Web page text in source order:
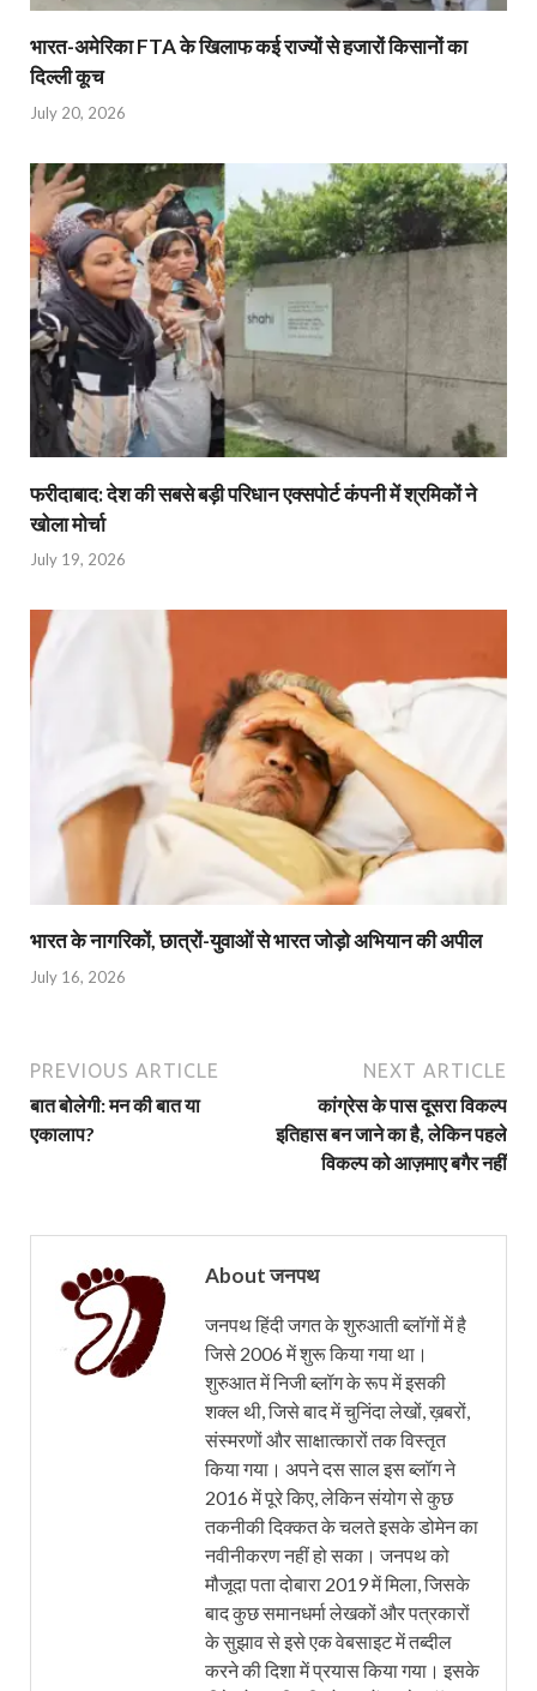
भारत-अमेरिका FTA के खिलाफ कई राज्यों से हजारों किसानों का
दिल्ली कूच
July 20, 2026
फरीदाबाद: देश की सबसे बड़ी परिधान एक्सपोर्ट कंपनी में श्रमिकों ने
खोला मोर्चा
July 19, 2026
भारत के नागरिकों, छात्रों-युवाओं से भारत जोड़ो अभियान की अपील
July 16, 2026
PREVIOUS ARTICLE
बात बोलेगी: मन की बात या
एकालाप?
NEXT ARTICLE
कांग्रेस के पास दूसरा विकल्प
इतिहास बन जाने का है, लेकिन पहले
विकल्प को आज़माए बगैर नहीं
About जनपथ
जनपथ हिंदी जगत के शुरुआती ब्लॉगों में है
जिसे 2006 में शुरू किया गया था।
शुरुआत में निजी ब्लॉग के रूप में इसकी
शक्ल थी, जिसे बाद में चुनिंदा लेखों, ख़बरों,
संस्मरणों और साक्षात्कारों तक विस्तृत
किया गया। अपने दस साल इस ब्लॉग ने
2016 में पूरे किए, लेकिन संयोग से कुछ
तकनीकी दिक्कत के चलते इसके डोमेन का
नवीनीकरण नहीं हो सका। जनपथ को
मौजूदा पता दोबारा 2019 में मिला, जिसके
बाद कुछ समानधर्मा लेखकों और पत्रकारों
के सुझाव से इसे एक वेबसाइट में तब्दील
करने की दिशा में प्रयास किया गया। इसके